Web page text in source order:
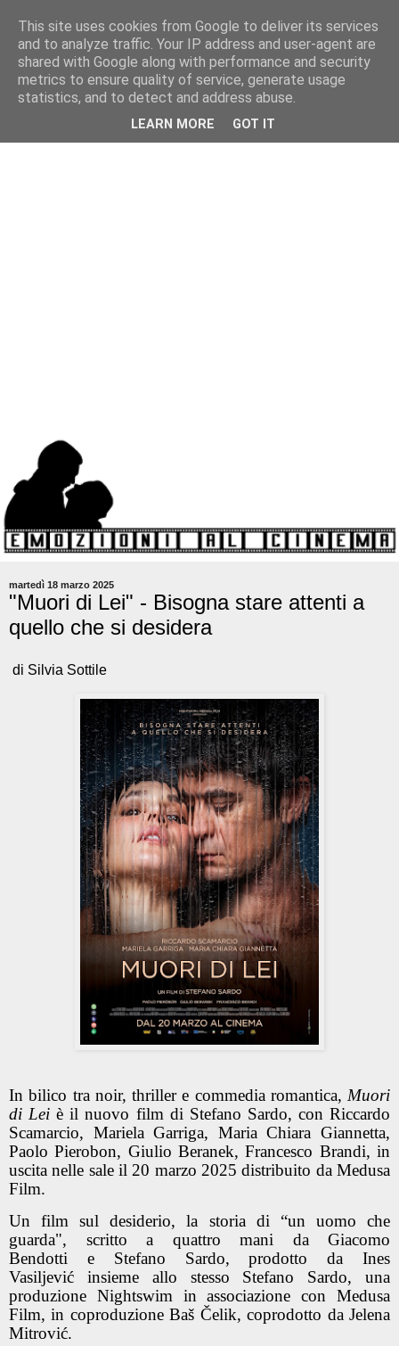
martedì 18 marzo 2025
"Muori di Lei" - Bisogna stare attenti a
quello che si desidera
di Silvia Sottile
In bilico tra noir, thriller e commedia romantica, Muori
di Lei è il nuovo film di Stefano Sardo, con Riccardo
Scamarcio, Mariela Garriga, Maria Chiara Giannetta,
Paolo Pierobon, Giulio Beranek, Francesco Brandi, in
uscita nelle sale il 20 marzo 2025 distribuito da Medusa
Film.
Un film sul desiderio, la storia di “un uomo che
guarda", scritto a quattro mani da Giacomo
Bendotti e Stefano Sardo, prodotto da Ines
Vasiljević insieme allo stesso Stefano Sardo, una
produzione Nightswim in associazione con Medusa
Film, in coproduzione Baš Čelik, coprodotto da Jelena
Mitrović.
This site uses cookies from Google to deliver its services
and to analyze traffic. Your IP address and user-agent are
shared with Google along with performance and security
metrics to ensure quality of service, generate usage
statistics, and to detect and address abuse.
LEARN MORE GOT IT